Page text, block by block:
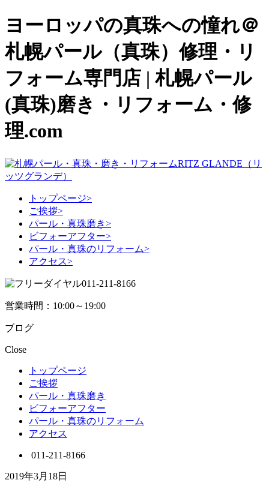
ヨーロッパの真珠への憧れ＠
札幌パール（真珠）修理・リ
フォーム専門店 | 札幌パール
(真珠)磨き・リフォーム・修
理.com
トップページ>
ご挨拶>
パール・真珠磨き>
ビフォーアフター>
パール・真珠のリフォーム>
アクセス>
営業時間：10:00～19:00
ブログ
Close
トップページ
ご挨拶
パール・真珠磨き
ビフォーアフター
パール・真珠のリフォーム
アクセス
011-211-8166
2019年3月18日